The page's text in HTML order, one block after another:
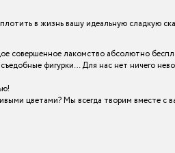
в жизнь вашу идеальную сладкую
совершенное лакомство абсолютно
фигурки… Для нас нет ничего
цветами? Мы всегда творим вместе с